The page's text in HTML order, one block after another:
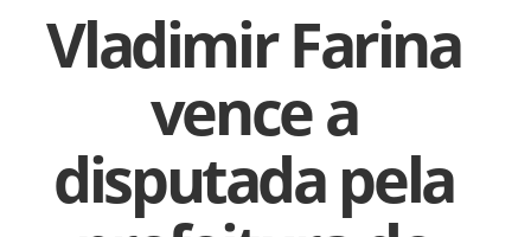
Vladimir Farina
vence a
disputada pela